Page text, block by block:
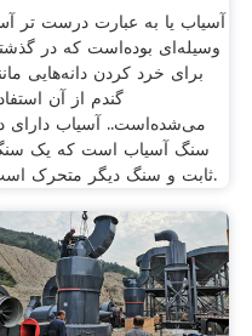
آسیاب یا به عبارت درست تر
وسیله‌ای بوده‌است که در
برای خرد کردن دانه‌هایی
گندم از آن
می‌شده‌است.. آسیاب دارای
سنگ آسیاب است که یک
ثابت و سنگ دیگر متحرک است.